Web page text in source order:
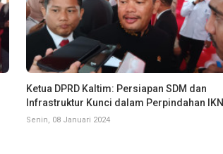
Ketua DPRD Kaltim: Persiapan SDM dan
Infrastruktur Kunci dalam Perpindahan IKN
Senin, 08 Januari 2024